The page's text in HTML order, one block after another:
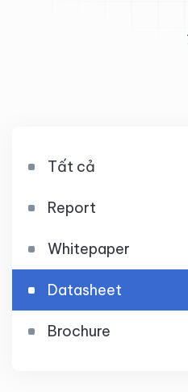
Tất cả
Report
Whitepaper
Datasheet
Brochure